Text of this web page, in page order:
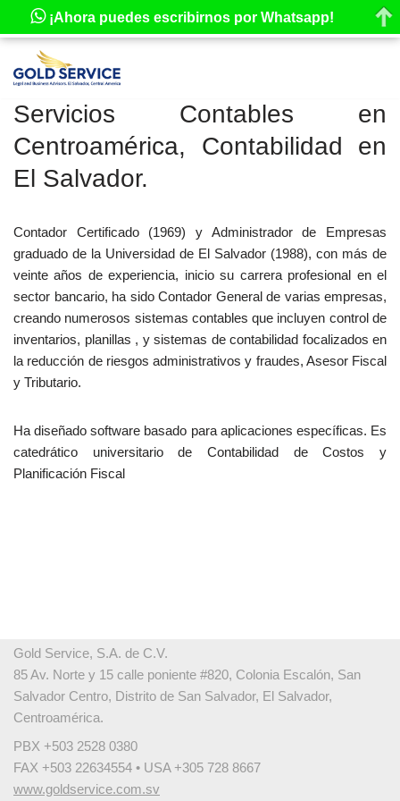
Saltar
al
Servicios Contables en
Centroamérica, Contabilidad en
El Salvador.
Contador Certificado (1969) y Administrador de Empresas
graduado de la Universidad de El Salvador (1988), con más de
veinte años de experiencia, inicio su carrera profesional en el
sector bancario, ha sido Contador General de varias empresas,
creando numerosos sistemas contables que incluyen control de
inventarios, planillas , y sistemas de contabilidad focalizados en
la reducción de riesgos administrativos y fraudes, Asesor Fiscal
y Tributario.
Ha diseñado software basado para aplicaciones específicas. Es
catedrático universitario de Contabilidad de Costos y
Planificación Fiscal
Gold Service, S.A. de C.V.
85 Av. Norte y 15 calle poniente #820, Colonia Escalón, San
Salvador Centro, Distrito de San Salvador, El Salvador,
Centroamérica.
PBX +503 2528 0380
FAX +503 22634554 • USA +305 728 8667
www.goldservice.com.sv
¡Ahora puedes escribirnos por Whatsapp!